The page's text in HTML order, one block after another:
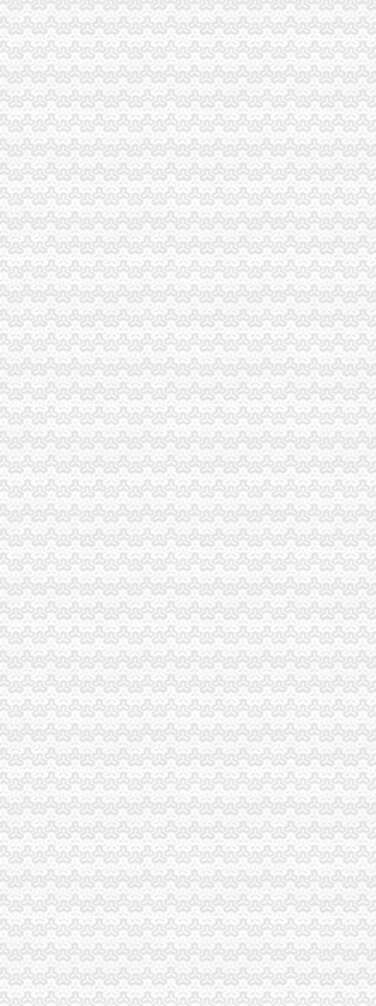
司_所得税汇算清缴清算厂家_公司黄页-阿里巴巴
黄页|厂家名录_顺企网
理厂家_公司黄页-阿里巴巴
验资商业保理公司注册谁家可靠
聘报名条件/流程_九龙坡区院/卫生人
百科
业的教学流程-原创-高清-爱奇艺
资融券-国金证券融资余额
公楼装饰工程施工组织设计-MBA智库文档
科
坡区法院办公楼装饰工程施工组织设计&#40;doc
）自由贸易试验区系列新闻发布会（第五场）